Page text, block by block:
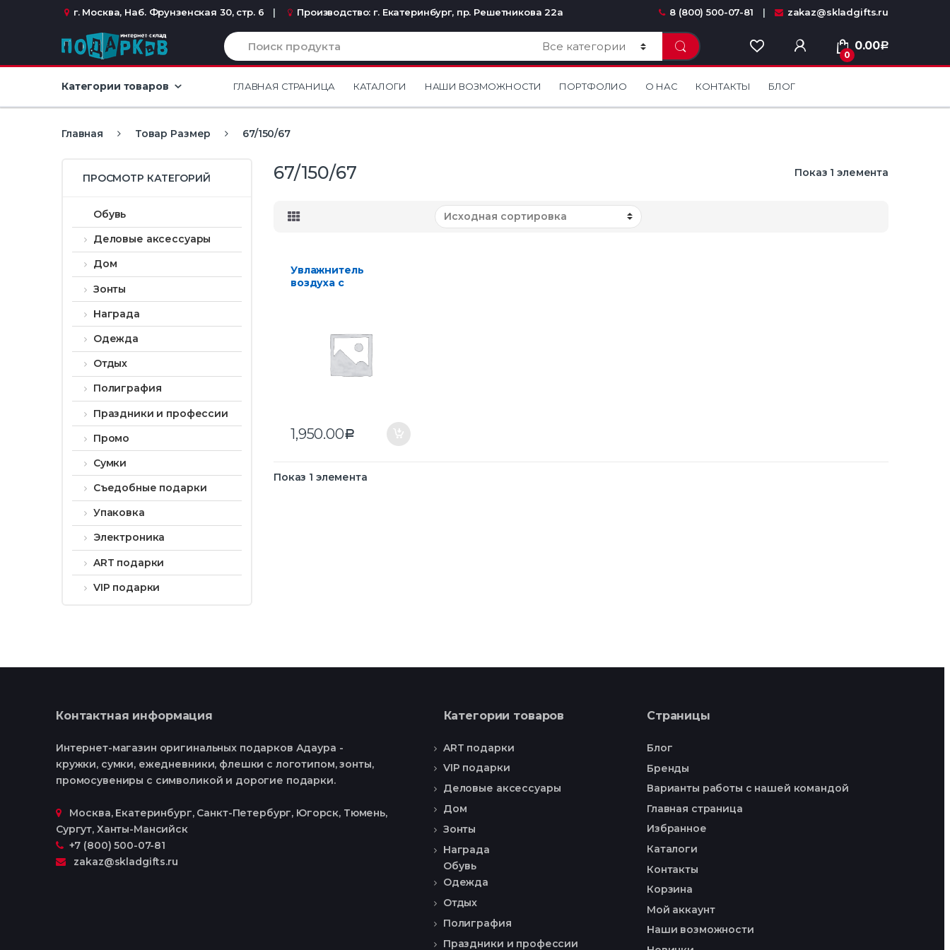
Перейти к навигации
перейти к содержаниюг. Москва, Наб. Фрунзенская 30, стр. 6 Производство: г. Екатеринбург, пр. Решетникова 22а 8 (800) 500-07-81 zakaz@skladgifts.ru
И
с
к
0
0.00Р
Категории товаров ГЛАВНАЯ СТРАНИЦА КАТАЛОГИ НАШИ ВОЗМОЖНОСТИ ПОРТФОЛИО О НАС КОНТАКТЫ БЛОГ
Главная Товар Размер 67/150/67
67/150/67 Показ 1 элемента
Увлажнитель
воздуха с
1,950.00Р
Показ 1 элемента
ПРОСМОТР КАТЕГОРИЙ
Обувь
Деловые аксессуары
Дом
Зонты
Награда
Одежда
Отдых
Полиграфия
Праздники и профессии
Промо
Сумки
Съедобные подарки
Упаковка
Электроника
ART подарки
VIP подарки
Контактная информация
Интернет-магазин оригинальных подарков Адаура -
кружки, сумки, ежедневники, флешки с логотипом, зонты,
промосувениры с символикой и дорогие подарки.
Москва, Екатеринбург, Cанкт-Петербург, Югорск, Тюмень,
Сургут, Ханты-Мансийск
+7 (800) 500-07-81
zakaz@skladgifts.ru
Категории товаров
ART подарки
VIP подарки
Деловые аксессуары
Дом
Зонты
Награда
Обувь
Одежда
Отдых
Полиграфия
Праздники и профессии
Страницы
Блог
Бренды
Варианты работы с нашей командой
Главная страница
Избранное
Каталоги
Контакты
Корзина
Мой аккаунт
Наши возможности